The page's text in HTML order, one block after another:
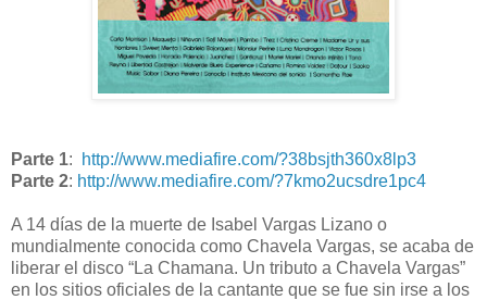
Parte 1:
http://www.mediafire.com/?38bsjth360x8lp3
Parte 2: http://www.mediafire.com/?7kmo2ucsdre1pc4
A 14 días de la muerte de Isabel Vargas Lizano o
mundialmente conocida como Chavela Vargas, se acaba de
liberar el disco “La Chamana. Un tributo a Chavela Vargas”
en los sitios oficiales de la cantante que se fue sin irse a los